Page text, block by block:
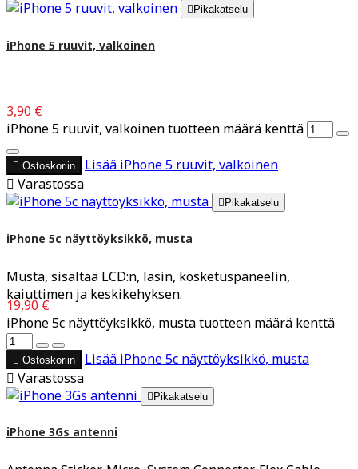
 Pikakatselu
iPhone 5 ruuvit, valkoinen
3,90 €
iPhone 5 ruuvit, valkoinen tuotteen määrä kenttä
 Ostoskoriin Lisää iPhone 5 ruuvit, valkoinen
 Varastossa
 Pikakatselu
iPhone 5c näyttöyksikkö, musta
Musta, sisältää LCD:n, lasin, kosketuspaneelin,
kaiuttimen ja keskikehyksen.
19,90 €
iPhone 5c näyttöyksikkö, musta tuotteen määrä kenttä
 Ostoskoriin Lisää iPhone 5c näyttöyksikkö, musta
 Varastossa
 Pikakatselu
iPhone 3Gs antenni